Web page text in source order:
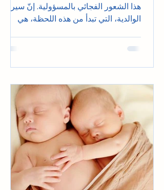
هذا الشعور الفجائي بالمسؤولية. إنّ
الوالدية، التي تبدأ من هذه اللحظة، هي